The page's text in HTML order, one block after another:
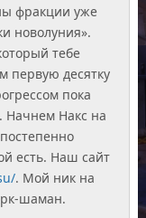
фракции уже
новолуния».
тебе
первую десятку
пока
Начнем Накс на
есть. Наш сайт
. Мой ник на
шаман.